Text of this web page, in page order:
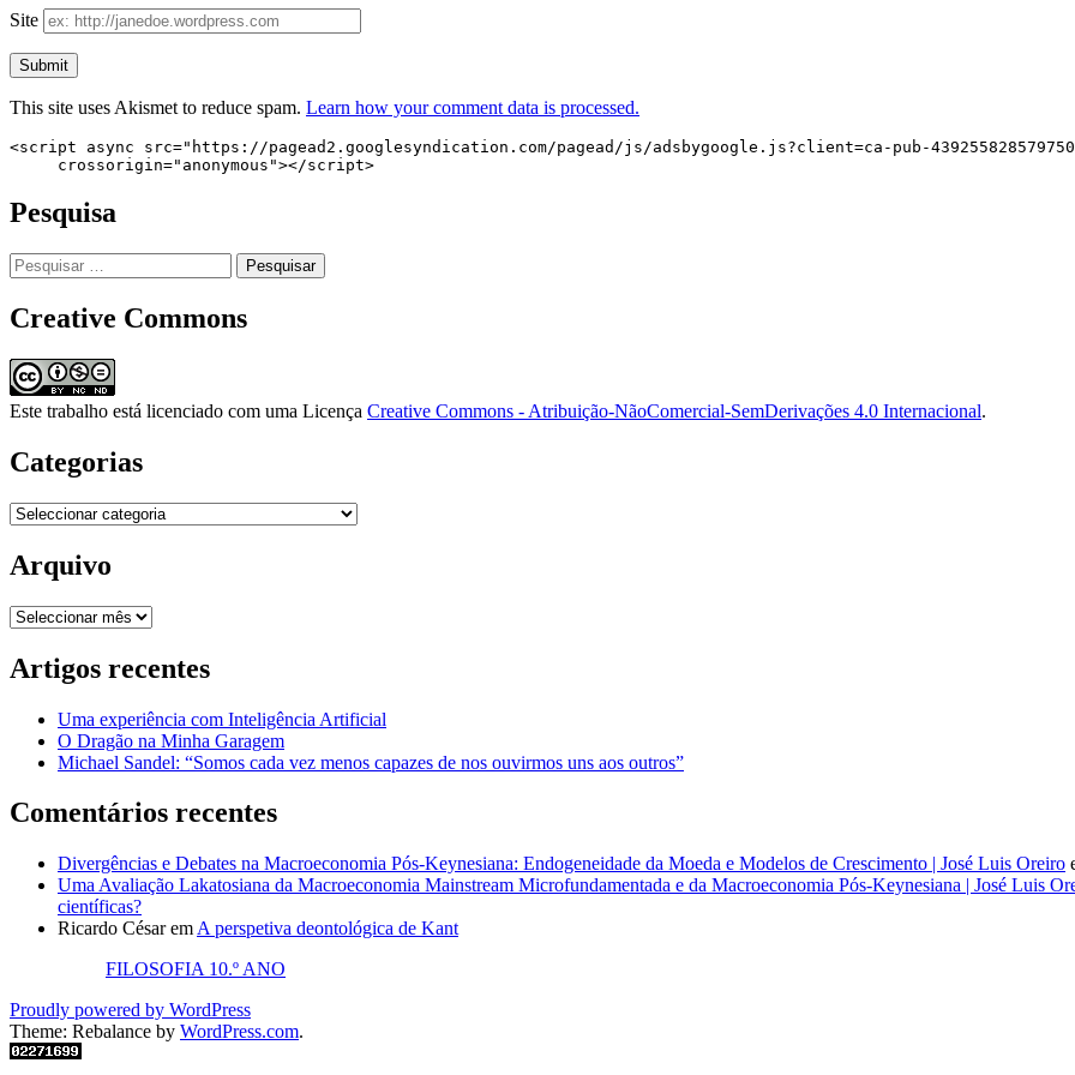
Site
This site uses Akismet to reduce spam. Learn how your comment data is processed.
<script async src="https://pagead2.googlesyndication.com/pagead/js/adsbygoogle.js?client=ca-pub-
     crossorigin="anonymous"></script>
Pesquisa
Pesquisar
por:
Creative Commons
Este trabalho está licenciado com uma Licença Creative Commons - Atribuição-NãoComercial-SemDerivações 4.0 Internacional.
Categorias
Categorias
Arquivo
Arquivo
Artigos recentes
Uma experiência com Inteligência Artificial
O Dragão na Minha Garagem
Michael Sandel: “Somos cada vez menos capazes de nos ouvirmos uns aos outros”
Comentários recentes
Divergências e Debates na Macroeconomia Pós-Keynesiana: Endogeneidade da Moeda e Modelos de Crescimento | José Luis Oreiro
Uma Avaliação Lakatosiana da Macroeconomia Mainstream Microfundamentada e da Macroeconomia Pós-Keynesiana | José Luis
científicas?
Ricardo Césarem A perspetiva deontológica de Kant
FILOSOFIA 10.º ANO
Proudly powered by WordPress
Theme: Rebalance by WordPress.com.